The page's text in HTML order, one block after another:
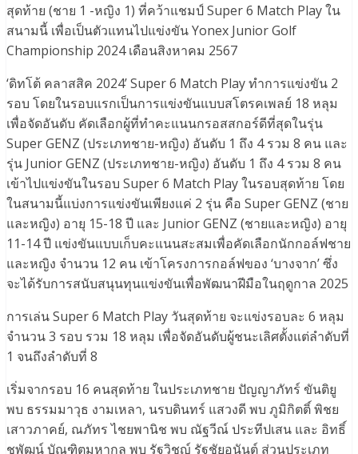
สุดท้าย (ชาย 1 -หญิง 1) ที่คว้าแชมป์ Super 6 Match Play ใน
สนามนี้ เพื่อเป็นตัวแทนไปแข่งขัน Yonex Junior Golf
Championship 2024 เดือนสิงหาคม 2567
‘ดิทโต้ คลาสสิค 2024’ Super 6 Match Play ทำการแข่งขัน 2
รอบ โดยในรอบแรกเป็นการแข่งขันแบบสโตรคเพลย์ 18 หลุม
เพื่อจัดอันดับ คัดเลือกผู้ที่ทำคะแนนกรอสสกอร์ดีที่สุดในรุ่น
Super GENZ (ประเภทชาย-หญิง) อันดับ 1 ถึง 4 รวม 8 คน และ
รุ่น Junior GENZ (ประเภทชาย-หญิง) อันดับ 1 ถึง 4 รวม 8 คน
เข้าไปแข่งขันในรอบ Super 6 Match Play ในรอบสุดท้าย โดย
ในสนามนี้แบ่งการแข่งขันเพียงแค่ 2 รุ่น คือ Super GENZ (ชาย
และหญิง) อายุ 15-18 ปี และ Junior GENZ (ชายและหญิง) อายุ
11-14 ปี แข่งขันแบบเก็บคะแนนสะสมเพื่อคัดเลือกนักกอล์ฟชาย
และหญิง จำนวน 12 คน เข้าโครงการกอล์ฟของ ‘บางจาก’ ซึ่ง
จะได้รับการสนับสนุนทุนแข่งขันเพื่อพัฒนาฝีมือในฤดูกาล 2025
การเล่น Super 6 Match Play วันสุดท้าย จะแข่งรอบละ 6 หลุม
จำนวน 3 รอบ รวม 18 หลุม เพื่อจัดอันดับผู้ชนะเลิศตั้งแต่ลำดับที่
1 จนถึงลำดับที่ 8
เริ่มจากรอบ 16 คนสุดท้าย ในประเภทชาย ปัญญาภัทร์ ขันติยู
พบ ธรรมมาวุธ งามเหลา, นรบดินทร์ แสวงดี พบ ภูมิกิตติ์ พิชย
เสาวภาคย์, ณภัทร ไชยพานิช พบ ณัฐวีณ์ ประทีปเสน และ อิทธิ์
ชพัฒน์ บัณฑิตมหากุล พบ รัฐวิชญ์ รัฐชัยอนันต์ ส่วนประเภท